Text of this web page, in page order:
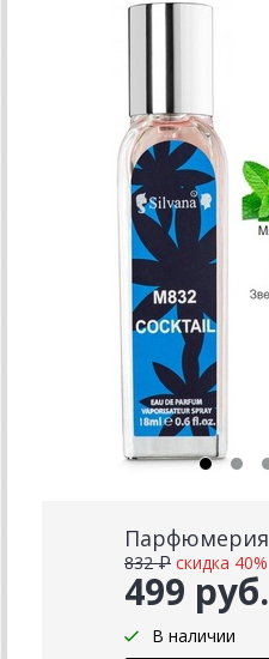
Парфюмерия
499 руб.
832 ₽ скидка 40%
В наличии